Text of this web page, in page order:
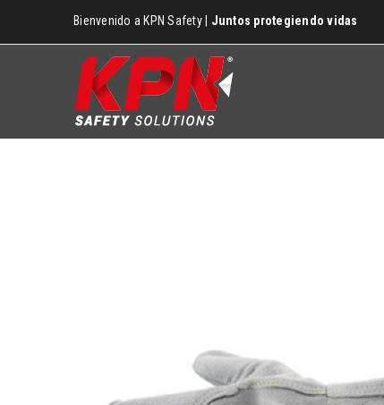
Bienvenido a KPN Safety | Juntos protegiendo vidas